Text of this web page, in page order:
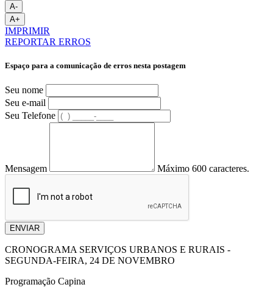
A-
A+
IMPRIMIR
REPORTAR ERROS
Espaço para a comunicação de erros nesta postagem
Seu nome
Seu e-mail
Seu Telefone
Mensagem Máximo 600 caracteres.
ENVIAR
CRONOGRAMA SERVIÇOS URBANOS E RURAIS -
SEGUNDA-FEIRA, 24 DE NOVEMBRO
Programação Capina